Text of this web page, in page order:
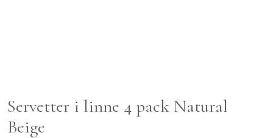
Servetter i linne 4 pack Natural
Beige